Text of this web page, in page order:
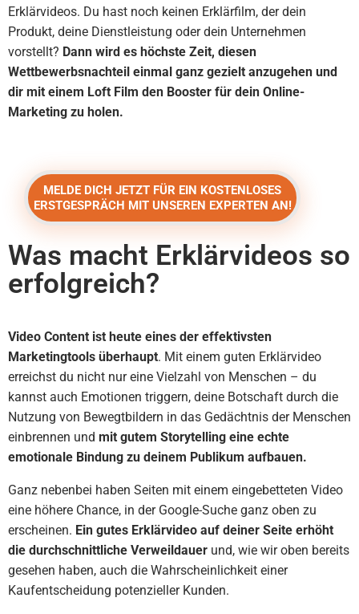
Erklärvideos. Du hast noch keinen Erklärfilm, der dein
Produkt, deine Dienstleistung oder dein Unternehmen
vorstellt? Dann wird es höchste Zeit, diesen
Wettbewerbsnachteil einmal ganz gezielt anzugehen und
dir mit einem Loft Film den Booster für dein Online-
Marketing zu holen.
MELDE DICH JETZT FÜR EIN KOSTENLOSES
ERSTGESPRÄCH MIT UNSEREN EXPERTEN AN!
Was macht Erklärvideos so
erfolgreich?
Video Content ist heute eines der effektivsten
Marketingtools überhaupt. Mit einem guten Erklärvideo
erreichst du nicht nur eine Vielzahl von Menschen – du
kannst auch Emotionen triggern, deine Botschaft durch die
Nutzung von Bewegtbildern in das Gedächtnis der Menschen
einbrennen und mit gutem Storytelling eine echte
emotionale Bindung zu deinem Publikum aufbauen.
Ganz nebenbei haben Seiten mit einem eingebetteten Video
eine höhere Chance, in der Google-Suche ganz oben zu
erscheinen. Ein gutes Erklärvideo auf deiner Seite erhöht
die durchschnittliche Verweildauer und, wie wir oben bereits
gesehen haben, auch die Wahrscheinlichkeit einer
Kaufentscheidung potenzieller Kunden.